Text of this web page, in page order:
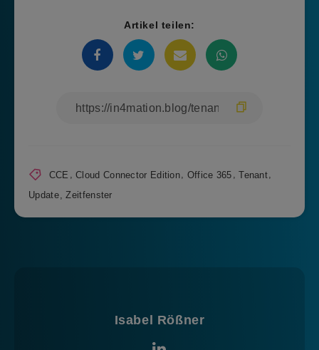
Artikel teilen:
CCE ,Cloud Connector Edition, Office 365 ,Tenant,
Update,Zeitfenster
Isabel Rößner